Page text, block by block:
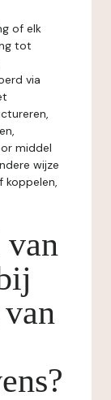
of elk
tot
via
middel
wijze
koppelen,